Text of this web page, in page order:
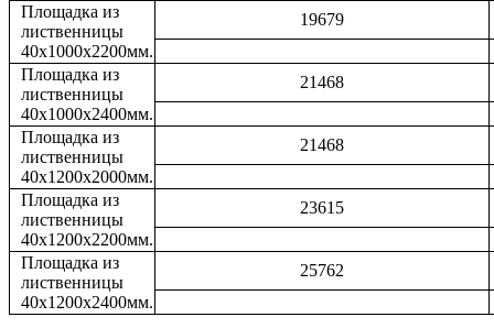
Площадка из
лиственницы
40х1000х2200мм.
19679
Площадка из
лиственницы
40х1000х2400мм.
21468
Площадка из
лиственницы
40х1200х2000мм.
21468
Площадка из
лиственницы
40х1200х2200мм.
23615
Площадка из
лиственницы
40х1200х2400мм.
25762